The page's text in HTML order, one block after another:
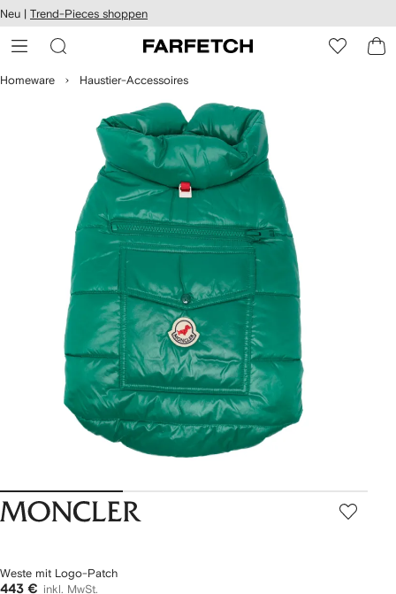
zum
Neu | Trend-Pieces shoppen
Homeware Haustier-Accessoires
Moncler
Weste mit Logo-Patch
443 €
inkl. MwSt.